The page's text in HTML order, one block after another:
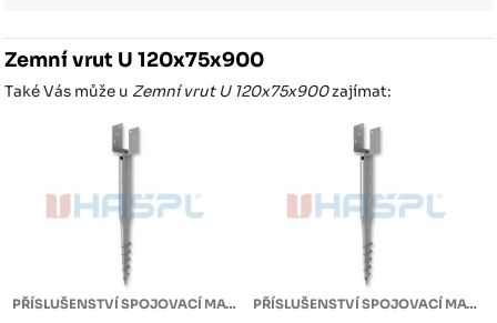
Zemní vrut U 120x75x900
Také Vás může u Zemní vrut U 120x75x900zajímat:
PŘÍSLUŠENSTVÍ SPOJOVACÍ MATERIÁL PŘÍSLUŠENSTVÍ SPOJOVACÍ MATERIÁL